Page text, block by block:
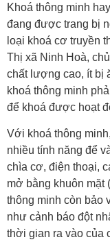
Khoá thông minh
đang được trang bị
loại khoá cơ truyền
Thị xã Ninh Hoà,
chất lượng cao, ít bị
khoá thông minh
để khoá được hoạt
Với khoá thông
nhiều tính năng để
chìa cơ, điện thoại,
mở bằng khuôn mặt
thông minh còn bảo
như cảnh báo đột
thời gian ra vào của